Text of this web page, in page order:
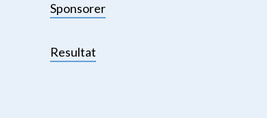
Sponsorer
Resultat